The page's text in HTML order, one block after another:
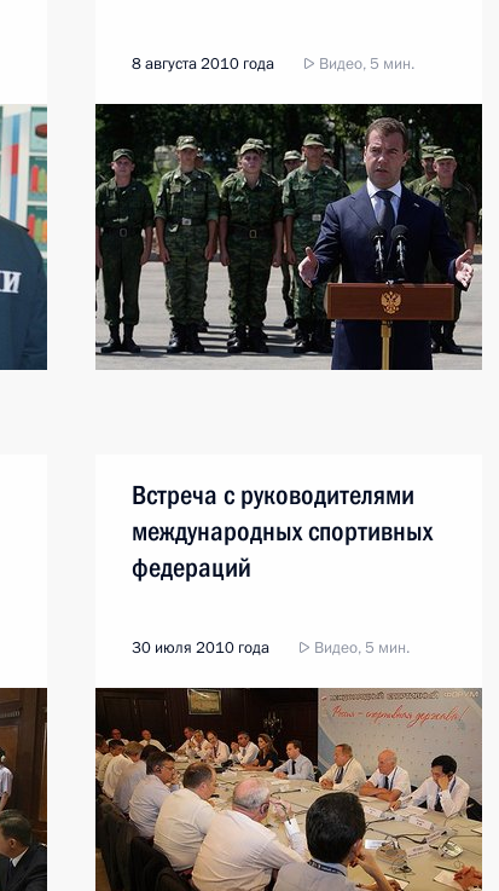
8 августа 2010 года Видео, 5 мин.
Встреча с руководителями
международных спортивных
федераций
30 июля 2010 года Видео, 5 мин.